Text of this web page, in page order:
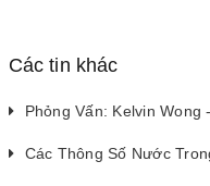
Các tin khác
Phỏng Vấn: Kelvin
Các Thông Số Nước